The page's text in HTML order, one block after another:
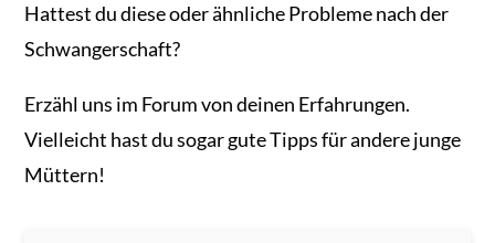
Hattest du diese oder ähnliche Probleme nach der
Schwangerschaft?
Erzähl uns im Forum von deinen Erfahrungen.
Vielleicht hast du sogar gute Tipps für andere junge
Müttern!